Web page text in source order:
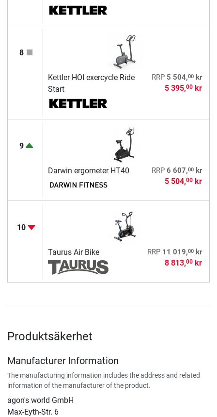
8
Kettler HOI exercycle Ride
Start
RRP 5 504,00kr
5 395,00kr
9
Darwin ergometer HT40 RRP 6 607,00kr
5 504,00kr
10
Taurus Air Bike RRP 11 019,00kr
8 813,00kr
Produktsäkerhet
Manufacturer Information
The manufacturing information includes the address and related
information of the manufacturer of the product.
agon's world GmbH
Max-Eyth-Str. 6